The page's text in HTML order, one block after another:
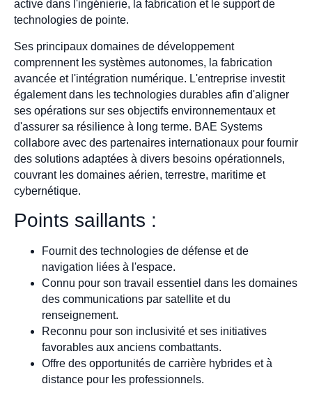
active dans l'ingénierie, la fabrication et le support de
technologies de pointe.
Ses principaux domaines de développement
comprennent les systèmes autonomes, la fabrication
avancée et l'intégration numérique. L'entreprise investit
également dans les technologies durables afin d'aligner
ses opérations sur ses objectifs environnementaux et
d'assurer sa résilience à long terme. BAE Systems
collabore avec des partenaires internationaux pour fournir
des solutions adaptées à divers besoins opérationnels,
couvrant les domaines aérien, terrestre, maritime et
cybernétique.
Points saillants :
Fournit des technologies de défense et de
navigation liées à l'espace.
Connu pour son travail essentiel dans les domaines
des communications par satellite et du
renseignement.
Reconnu pour son inclusivité et ses initiatives
favorables aux anciens combattants.
Offre des opportunités de carrière hybrides et à
distance pour les professionnels.